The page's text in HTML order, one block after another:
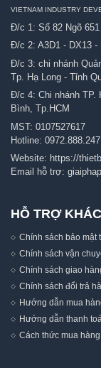
VIETNAM INDUSTRY
Đ/c 1: Số 82 Ngõ
Đ/c 2: A3D1 - DX13
Đ/c 3: chi nhánh
Tp. Hạ Long - Tỉnh
Đ/c 4: Chi nhánh TP.
Bình, Tp.HCM
MST: 0107527617
Hotline: 0972.888.247
Website: https://
Email hỗ trợ:
HỖ TRỢ
Chính sách bảo mật
Chính sách vận
Chính sách giao
Chính sách đổi trả
Hướng dẫn mua
Hướng dẫn thanh
Cách thức mua hàng